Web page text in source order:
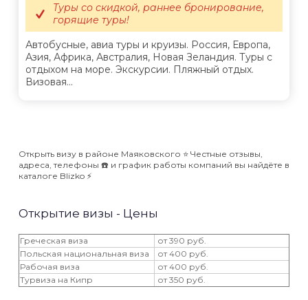
Автобусные, авиа туры и круизы. Россия, Европа,
Азия, Африка, Австралия, Новая Зеландия. Туры с
отдыхом на море. Экскурсии. Пляжный отдых.
Визовая...
Туры со скидкой, раннее бронирование,
горящие туры!
Открыть визу в районе Маяковского ⭐️ Честные отзывы,
адреса, телефоны ☎️ и график работы компаний вы найдёте в
каталоге Blizko ⚡️
Открытие визы - Цены
Греческая виза
от 390 руб.
Польская национальная виза
от 400 руб.
Рабочая виза
от 400 руб.
Турвиза на Кипр
от 350 руб.